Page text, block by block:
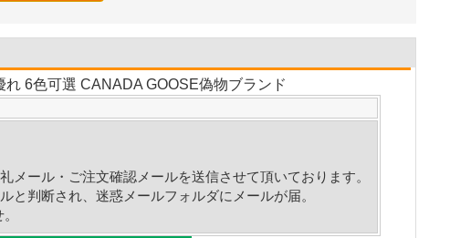
6色可選 CANADA GOOSE偽物ブランド
ール・ご注文確認メールを送信させて頂いております。
判断され、迷惑メールフォルダにメールが届。